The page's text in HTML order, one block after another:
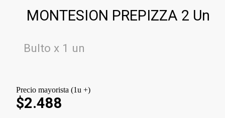
MONTESION PREPIZZA 2 Un
Bulto x 1 un
Precio mayorista (1u +)
$2.488